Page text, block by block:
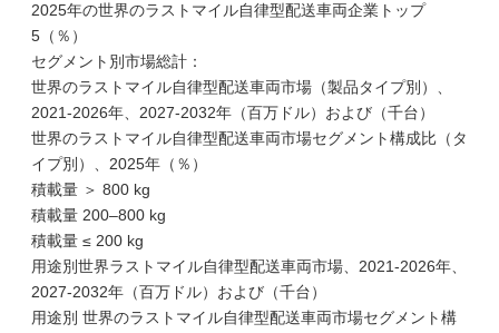
2025年の世界のラストマイル自律型配送車両企業トップ
5（％）
セグメント別市場総計：
世界のラストマイル自律型配送車両市場（製品タイプ別）、
2021-2026年、2027-2032年（百万ドル）および（千台）
世界のラストマイル自律型配送車両市場セグメント構成比（タ
イプ別）、2025年（％）
積載量 ＞ 800 kg
積載量 200–800 kg
積載量 ≤ 200 kg
用途別世界ラストマイル自律型配送車両市場、2021-2026年、
2027-2032年（百万ドル）および（千台）
用途別 世界のラストマイル自律型配送車両市場セグメント構